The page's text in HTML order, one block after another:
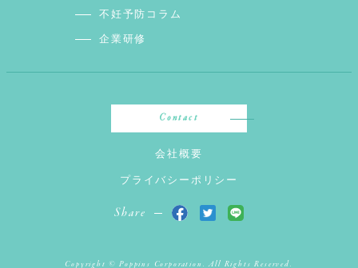
不妊予防コラム
企業研修
Contact
会社概要
プライバシーポリシー
Share
Copyright © Poppins Corporation. All Rights Reserved.